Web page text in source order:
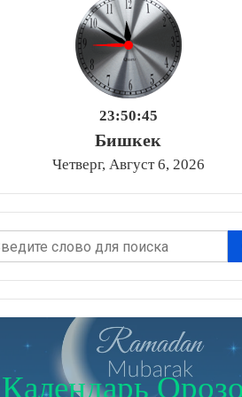
23:50:46
Бишкек
Четверг, Август 6, 2026
Календарь